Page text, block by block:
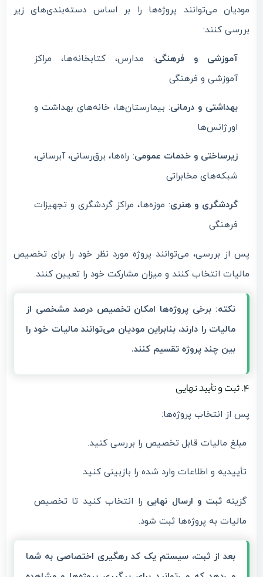
مودیان می‌توانند پروژه‌ها را بر اساس دسته‌بندی‌های زیر
بررسی کنند:
آموزشی و فرهنگی: مدارس، کتابخانه‌ها، مراکز
آموزشی و فرهنگی
بهداشتی و درمانی: بیمارستان‌ها، خانه‌های بهداشت و
اورژانس‌ها
زیرساختی و خدمات عمومی: راه‌ها، برق‌رسانی، آبرسانی،
شبکه‌های مخابراتی
گردشگری و هنری: موزه‌ها، مراکز گردشگری و تجهیزات
فرهنگی
پس از بررسی، می‌توانند پروژه مورد نظر خود را برای تخصیص
مالیات انتخاب کنند و میزان مشارکت خود را تعیین کنند.
نکته: برخی پروژه‌ها امکان تخصیص درصد مشخصی از
مالیات را دارند، بنابراین مودیان می‌توانند مالیات خود را
بین چند پروژه تقسیم کنند.
۴. ثبت و تأیید نهایی
پس از انتخاب پروژه‌ها:
مبلغ مالیات قابل تخصیص را بررسی کنید.
تأییدیه و اطلاعات وارد شده را بازبینی کنید.
گزینهثبت و ارسال نهایی را انتخاب کنید تا تخصیص
مالیات به پروژه‌ها ثبت شود.
بعد از ثبت، سیستم یککد رهگیری اختصاصی به شما